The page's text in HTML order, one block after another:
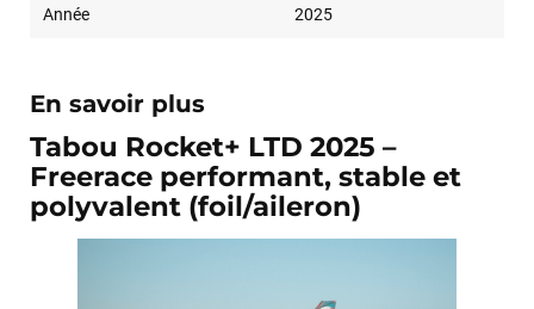
Année 2025
En savoir plus
Tabou Rocket+ LTD 2025 –
Freerace performant, stable et
polyvalent (foil/aileron)